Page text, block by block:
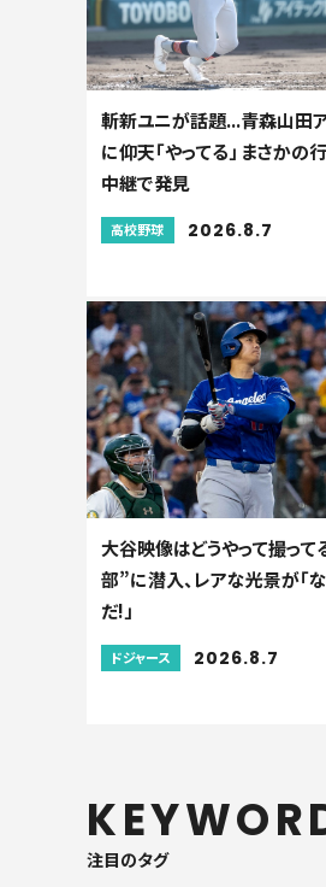
斬新ユニが話題...青森山田
に仰天「やってる」 まさかの
中継で発見
高校野球 2026.8.7
大谷映像はどうやって撮って
部”に潜入、レアな光景が「
だ!」
ドジャース 2026.8.7
注目のタグ